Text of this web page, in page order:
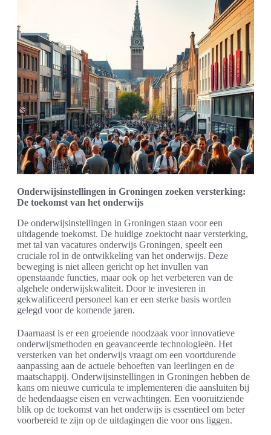
Onderwijsinstellingen in Groningen zoeken versterking:
De toekomst van het onderwijs
De onderwijsinstellingen in Groningen staan voor een
uitdagende toekomst. De huidige zoektocht naar versterking,
met tal van vacatures onderwijs Groningen, speelt een
cruciale rol in de ontwikkeling van het onderwijs. Deze
beweging is niet alleen gericht op het invullen van
openstaande functies, maar ook op het verbeteren van de
algehele onderwijskwaliteit. Door te investeren in
gekwalificeerd personeel kan er een sterke basis worden
gelegd voor de komende jaren.
Daarnaast is er een groeiende noodzaak voor innovatieve
onderwijsmethoden en geavanceerde technologieën. Het
versterken van het onderwijs vraagt om een voortdurende
aanpassing aan de actuele behoeften van leerlingen en de
maatschappij. Onderwijsinstellingen in Groningen hebben de
kans om nieuwe curricula te implementeren die aansluiten bij
de hedendaagse eisen en verwachtingen. Een vooruitziende
blik op de toekomst van het onderwijs is essentieel om beter
voorbereid te zijn op de uitdagingen die voor ons liggen.